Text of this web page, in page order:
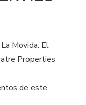
Movida: El
Properties
de este